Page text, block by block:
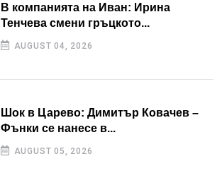
В компанията на Иван: Ирина
Тенчева смени гръцкото...
AUGUST 04, 2026
Шок в Царево: Димитър Ковачев –
Фънки се нанесе в...
AUGUST 05, 2026